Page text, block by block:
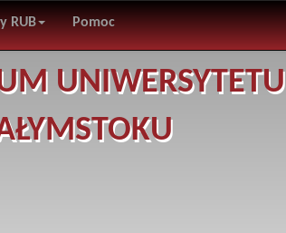
RUB Pomoc
UNIWERSYTETU